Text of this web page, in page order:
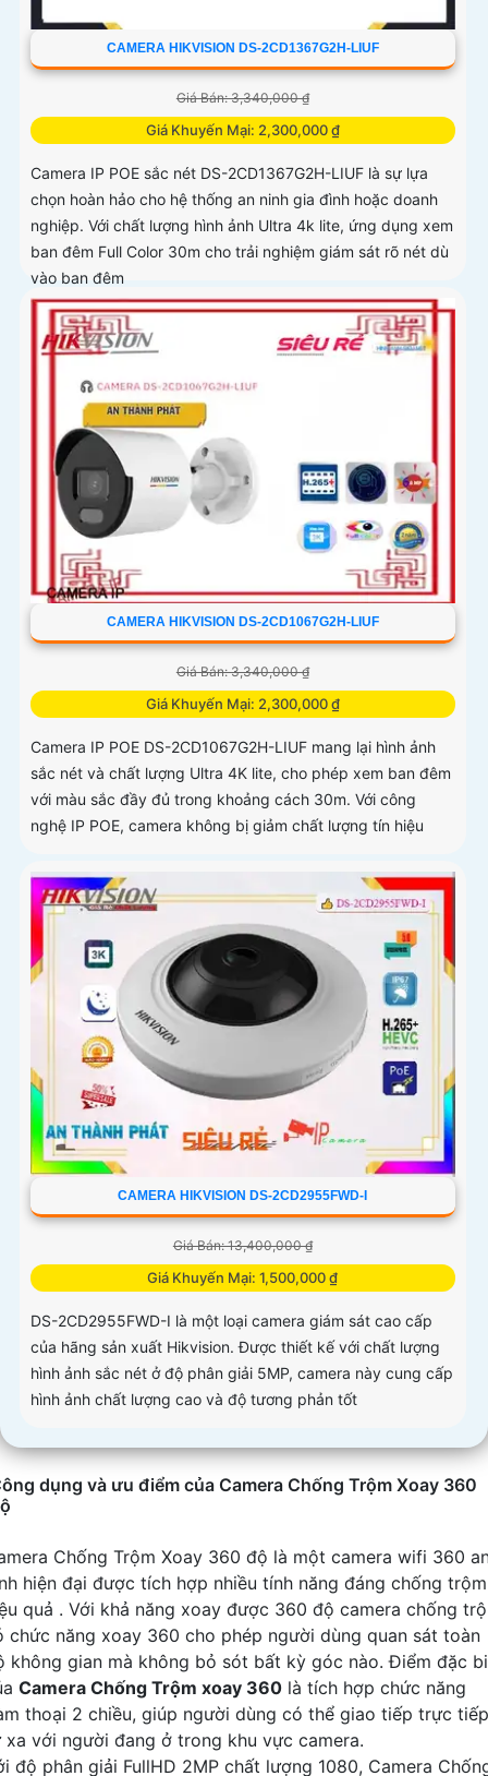
CAMERA HIKVISION DS-2CD1367G2H-LIUF
Giá Bán: 3,340,000 ₫
Giá Khuyến Mại: 2,300,000 ₫
Camera IP POE sắc nét DS-2CD1367G2H-LIUF là sự lựa
chọn hoàn hảo cho hệ thống an ninh gia đình hoặc doanh
nghiệp. Với chất lượng hình ảnh Ultra 4k lite, ứng dụng xem
ban đêm Full Color 30m cho trải nghiệm giám sát rõ nét dù
vào ban đêm
CAMERA HIKVISION DS-2CD1067G2H-LIUF
Giá Bán: 3,340,000 ₫
Giá Khuyến Mại: 2,300,000 ₫
Camera IP POE DS-2CD1067G2H-LIUF mang lại hình ảnh
sắc nét và chất lượng Ultra 4K lite, cho phép xem ban đêm
với màu sắc đầy đủ trong khoảng cách 30m. Với công
nghệ IP POE, camera không bị giảm chất lượng tín hiệu
CAMERA HIKVISION DS-2CD2955FWD-I
Giá Bán: 13,400,000 ₫
Giá Khuyến Mại: 1,500,000 ₫
DS-2CD2955FWD-I là một loại camera giám sát cao cấp
của hãng sản xuất Hikvision. Được thiết kế với chất lượng
hình ảnh sắc nét ở độ phân giải 5MP, camera này cung cấp
hình ảnh chất lượng cao và độ tương phản tốt
dụng và ưu điểm của Camera Chống Trộm Xoay 360
Chống Trộm Xoay 360 độ là một camera wifi 360
hiện đại được tích hợp nhiều tính năng đáng chống trộm
quả . Với khả năng xoay được 360 độ camera chống
chức năng xoay 360 cho phép người dùng quan sát toàn
không gian mà không bỏ sót bất kỳ góc nào. Điểm đặc
Camera Chống Trộm xoay 360 là tích hợp chức năng
thoại 2 chiều, giúp người dùng có thể giao tiếp trực tiếp
xa với người đang ở trong khu vực camera.
độ phân giải FullHD 2MP chất lượng 1080, Camera